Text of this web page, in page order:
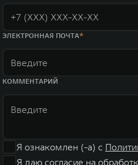
ЭЛЕКТРОННАЯ ПОЧТА
КОММЕНТАРИЙ
Я ознакомлен (-а) с
Я даю согласие на